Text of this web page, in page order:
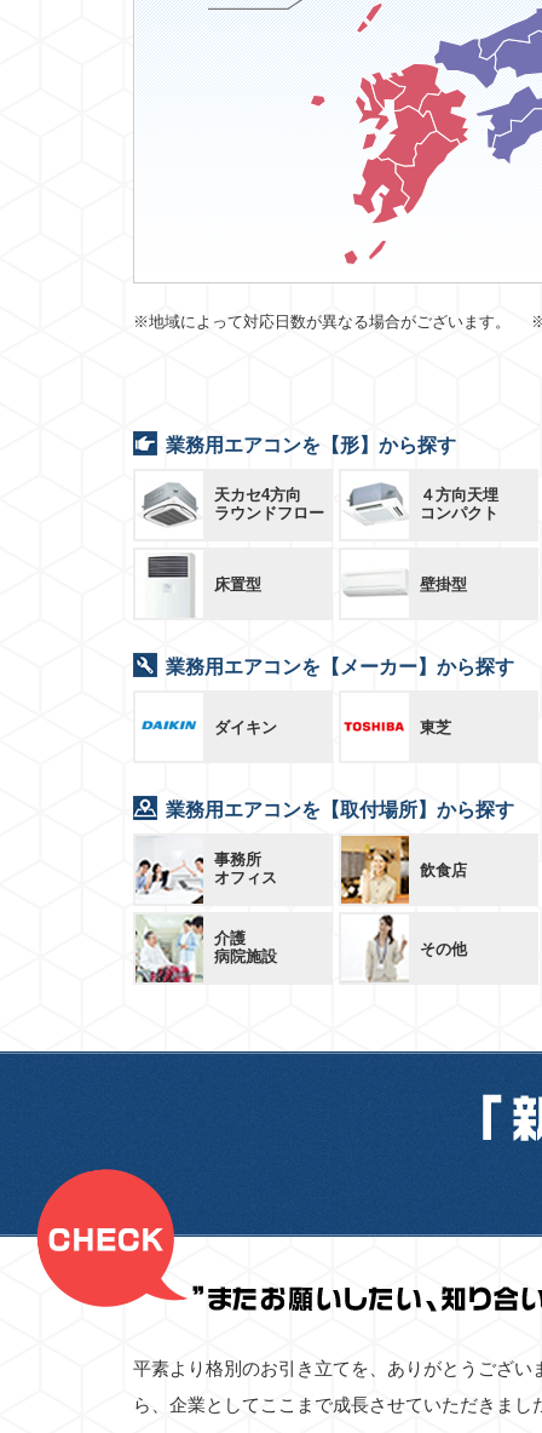
※地域によって対応日数が異なる場合がございます。
業務用エアコンを【形】から探す
天カセ4方向
ラウンドフロー
４方向天埋
コンパクト
床置型 壁掛型
業務用エアコンを【メーカー】から探す
ダイキン 東芝
業務用エアコンを【取付場所】から探す
事務所
オフィス
飲食店
介護
病院施設
その他
平素より格別のお引き立てを、ありがとうござ
ら、企業としてここまで成長させていただきまし